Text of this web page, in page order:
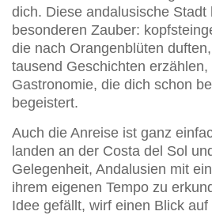
dich. Diese andalusische Stadt
besonderen Zauber:
die nach Orangenblüten
tausend Geschichten erzählen,
Gastronomie, die dich schon
begeistert.
Auch die Anreise ist ganz
landen an der Costa del Sol
Gelegenheit, Andalusien mit
ihrem eigenen Tempo zu
Idee gefällt, wirf einen Blick auf